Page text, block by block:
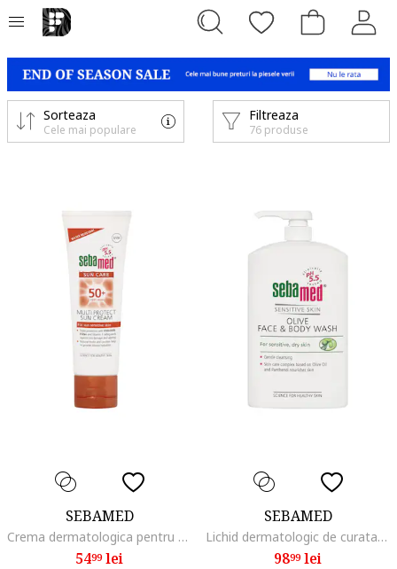
Filtreaza
76 produse
Sorteaza
Cele mai populare
SEBAMED
Crema dermatologica pentru protectie solara SPF 50+, 75 ml
5499lei
SEBAMED
Lichid dermatologic de curatare cu ulei de masline fata si corp, 1000 ml
9899lei